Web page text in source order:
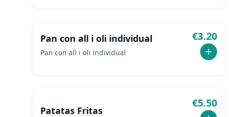
Pan con all i oli individual
Pan con all i oli individual
€3.20
Patatas Fritas
€5.50